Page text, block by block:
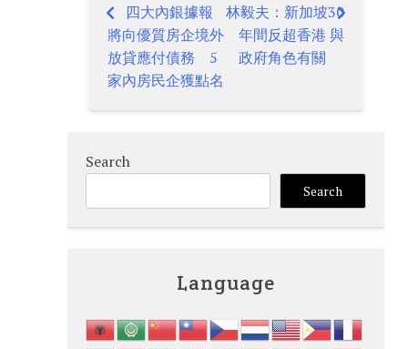
Post
navigation
四大內銀據報
將向優質房企境外
放貸應付債務 5
家內房民企獲點名
林毅夫：新加坡30
年間反超香港 與
政府角色有關
Search
Search
Language